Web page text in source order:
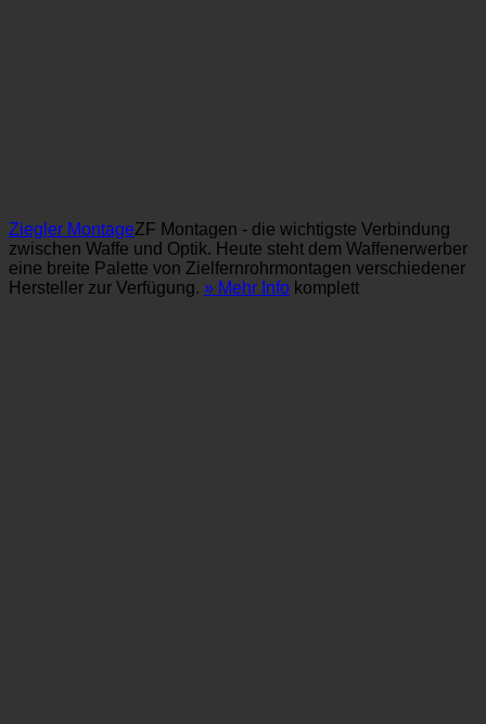
Ziegler MontageZF Montagen - die wichtigste Verbindung
zwischen Waffe und Optik. Heute steht dem Waffenerwerber
eine breite Palette von Zielfernrohrmontagen verschiedener
Hersteller zur Verfügung. » Mehr Info komplett